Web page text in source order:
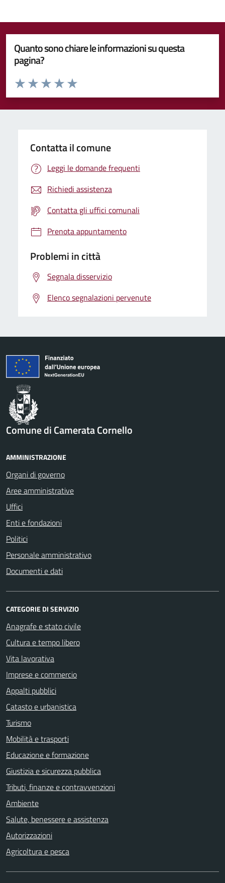
Quanto sono chiare le informazioni su questa
pagina?
Valuta da 1 a 5 stelle la pagina
Valuta 5 stelle su 5
Valuta 4 stelle su 5
Valuta 3 stelle su 5
Valuta 2 stelle su 5
Valuta 1 stelle su 5
Contatta il comune
Leggi le domande frequenti
Richiedi assistenza
Contatta gli uffici comunali
Prenota appuntamento
Problemi in città
Segnala disservizio
Elenco segnalazioni pervenute
Comune di Camerata Cornello
AMMINISTRAZIONE
Organi di governo
Aree amministrative
Uffici
Enti e fondazioni
Politici
Personale amministrativo
Documenti e dati
CATEGORIE DI SERVIZIO
Anagrafe e stato civile
Cultura e tempo libero
Vita lavorativa
Imprese e commercio
Appalti pubblici
Catasto e urbanistica
Turismo
Mobilità e trasporti
Educazione e formazione
Giustizia e sicurezza pubblica
Tributi, finanze e contravvenzioni
Ambiente
Salute, benessere e assistenza
Autorizzazioni
Agricoltura e pesca